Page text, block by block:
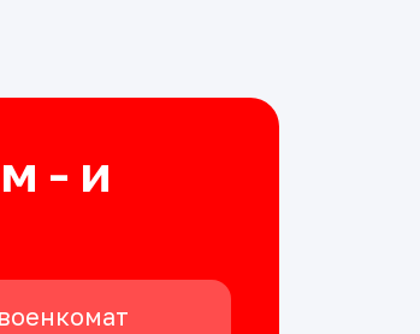
- и